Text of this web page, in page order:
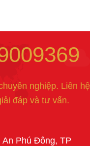
nghiệp. Liên hệ
đáp và tư vấn.
Phú Đông, TP